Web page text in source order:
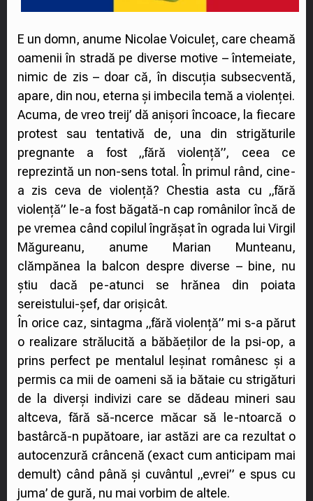
E un domn, anume Nicolae Voiculeț, care cheamă
oamenii în stradă pe diverse motive – întemeiate,
nimic de zis – doar că, în discuția subsecventă,
apare, din nou, eterna și imbecila temă a violenței.
Acuma, de vreo treij’ dă anișori încoace, la fiecare
protest sau tentativă de, una din strigăturile
pregnante a fost „fără violență”, ceea ce
reprezintă un non-sens total. În primul rând, cine-
a zis ceva de violență? Chestia asta cu „fără
violență” le-a fost băgată-n cap românilor încă de
pe vremea când copilul îngrășat în ograda lui Virgil
Măgureanu, anume Marian Munteanu,
clămpănea la balcon despre diverse – bine, nu
știu dacă pe-atunci se hrănea din poiata
sereistului-șef, dar orișicât.
În orice caz, sintagma „fără violență” mi s-a părut
o realizare strălucită a băbăeților de la psi-op, a
prins perfect pe mentalul leșinat românesc și a
permis ca mii de oameni să ia bătaie cu strigături
de la diverși indivizi care se dădeau mineri sau
altceva, fără să-ncerce măcar să le-ntoarcă o
bastârcă-n pupătoare, iar astăzi are ca rezultat o
autocenzură crâncenă (exact cum anticipam mai
demult) când până și cuvântul „evrei” e spus cu
juma’ de gură, nu mai vorbim de altele.